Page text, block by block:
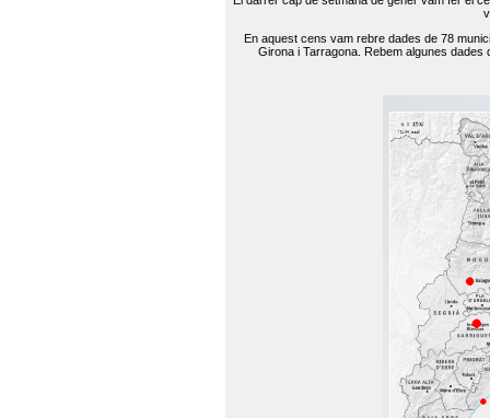
En aquest cens vam rebre dades de 78
Girona i Tarragona. Rebem algunes